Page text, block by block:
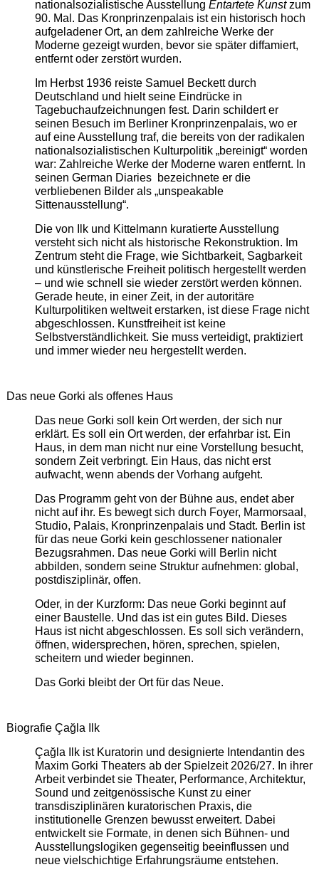
nationalsozialistische Ausstellung Entartete Kunstzum
90. Mal. Das Kronprinzenpalais ist ein historisch hoch
aufgeladener Ort, an dem zahlreiche Werke der
Moderne gezeigt wurden, bevor sie später diffamiert,
entfernt oder zerstört wurden.
Im Herbst 1936 reiste Samuel Beckett durch
Deutschland und hielt seine Eindrücke in
Tagebuchaufzeichnungen fest. Darin schildert er
seinen Besuch im Berliner Kronprinzenpalais, wo er
auf eine Ausstellung traf, die bereits von der radikalen
nationalsozialistischen Kulturpolitik „bereinigt“ worden
war: Zahlreiche Werke der Moderne waren entfernt. In
seinen German Diaries bezeichnete er die
verbliebenen Bilder als „unspeakable
Sittenausstellung“.
Die von Ilk und Kittelmann kuratierte Ausstellung
versteht sich nicht als historische Rekonstruktion. Im
Zentrum steht die Frage, wie Sichtbarkeit, Sagbarkeit
und künstlerische Freiheit politisch hergestellt werden
– und wie schnell sie wieder zerstört werden können.
Gerade heute, in einer Zeit, in der autoritäre
Kulturpolitiken weltweit erstarken, ist diese Frage nicht
abgeschlossen. Kunstfreiheit ist keine
Selbstverständlichkeit. Sie muss verteidigt, praktiziert
und immer wieder neu hergestellt werden.
Das neue Gorki als offenes Haus
Das neue Gorki soll kein Ort werden, der sich nur
erklärt. Es soll ein Ort werden, der erfahrbar ist. Ein
Haus, in dem man nicht nur eine Vorstellung besucht,
sondern Zeit verbringt. Ein Haus, das nicht erst
aufwacht, wenn abends der Vorhang aufgeht.
Das Programm geht von der Bühne aus, endet aber
nicht auf ihr. Es bewegt sich durch Foyer, Marmorsaal,
Studio, Palais, Kronprinzenpalais und Stadt. Berlin ist
für das neue Gorki kein geschlossener nationaler
Bezugsrahmen. Das neue Gorki will Berlin nicht
abbilden, sondern seine Struktur aufnehmen: global,
postdisziplinär, offen.
Oder, in der Kurzform: Das neue Gorki beginnt auf
einer Baustelle. Und das ist ein gutes Bild. Dieses
Haus ist nicht abgeschlossen. Es soll sich verändern,
öffnen, widersprechen, hören, sprechen, spielen,
scheitern und wieder beginnen.
Das Gorki bleibt der Ort für das Neue.
Biografie Çağla Ilk
Çağla Ilk ist Kuratorin und designierte Intendantin des
Maxim Gorki Theaters ab der Spielzeit 2026/27. In ihrer
Arbeit verbindet sie Theater, Performance, Architektur,
Sound und zeitgenössische Kunst zu einer
transdisziplinären kuratorischen Praxis, die
institutionelle Grenzen bewusst erweitert. Dabei
entwickelt sie Formate, in denen sich Bühnen- und
Ausstellungslogiken gegenseitig beeinflussen und
neue vielschichtige Erfahrungsräume entstehen.